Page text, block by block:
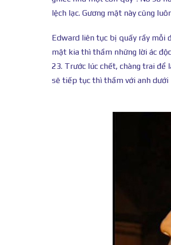
lệch lạc. Gương mặt này cũng
Edward liên tục bị quấy rầy mỗi
mặt kia thì thầm những lời ác
23. Trước lúc chết, chàng trai để
sẽ tiếp tục thì thầm với anh dưới